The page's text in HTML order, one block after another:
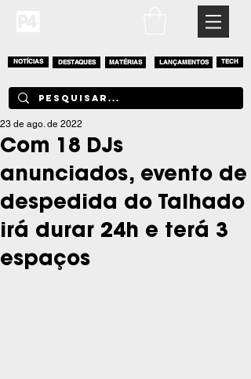
NOTÍCIAS DESTAQUES MATÉRIAS LANÇAMENTOS TECH
Com 18 DJs
anunciados, evento de
despedida do Talhado
irá durar 24h e terá 3
espaços
23 de ago. de 2022